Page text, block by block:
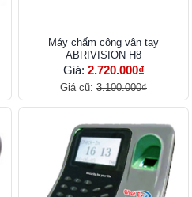
Máy chấm công vân tay
ABRIVISION H8
Giá: 2.720.000₫
Giá cũ: 3.100.000₫